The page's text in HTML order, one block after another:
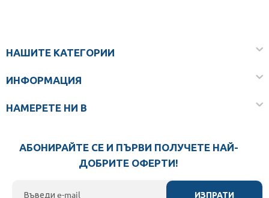
НАШИТЕ КАТЕГОРИИ
ИНФОРМАЦИЯ
НАМЕРЕТЕ НИ В
АБОНИРАЙТЕ СЕ И ПЪРВИ ПОЛУЧЕТЕ НАЙ-
ДОБРИТЕ ОФЕРТИ!
ИЗПРАТИ